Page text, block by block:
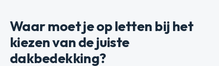
Waar moet je op letten bij het
kiezen van de juiste
dakbedekking?